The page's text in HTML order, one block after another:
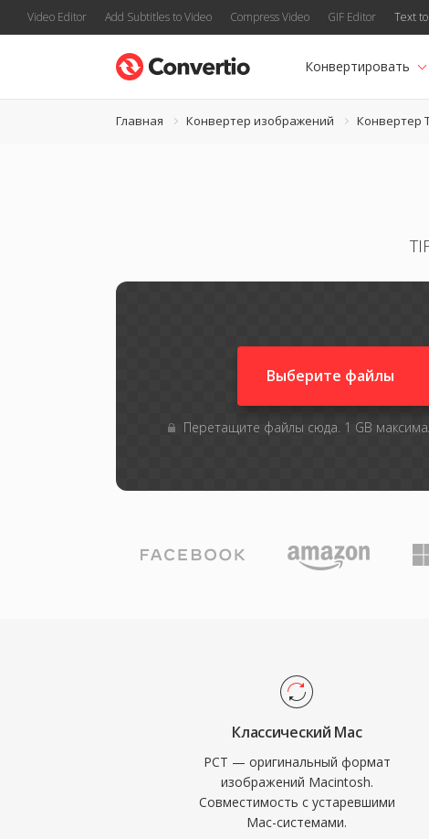
Video Editor Add Subtitles to Video Compress Video GIF Editor Text
Конвертировать
Главная Конвертер изображений Конвертер
Выберите файлы
Перетащите файлы сюда. 1 GB
Классический Mac
PCT — оригинальный формат
изображений Macintosh.
Совместимость с устаревшими
Mac-системами.